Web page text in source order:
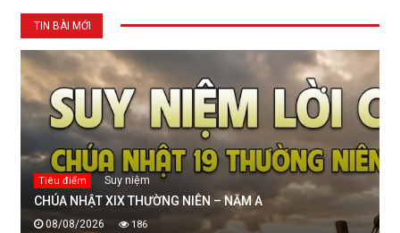
TIN BÀI MỚI
Tiêu điểm Suy niệm
CHÚA NHẬT XIX THƯỜNG NIÊN – NĂM A
08/08/2026 186